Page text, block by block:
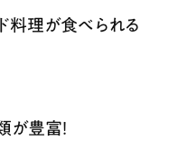
料理が食べられる
が豊富！